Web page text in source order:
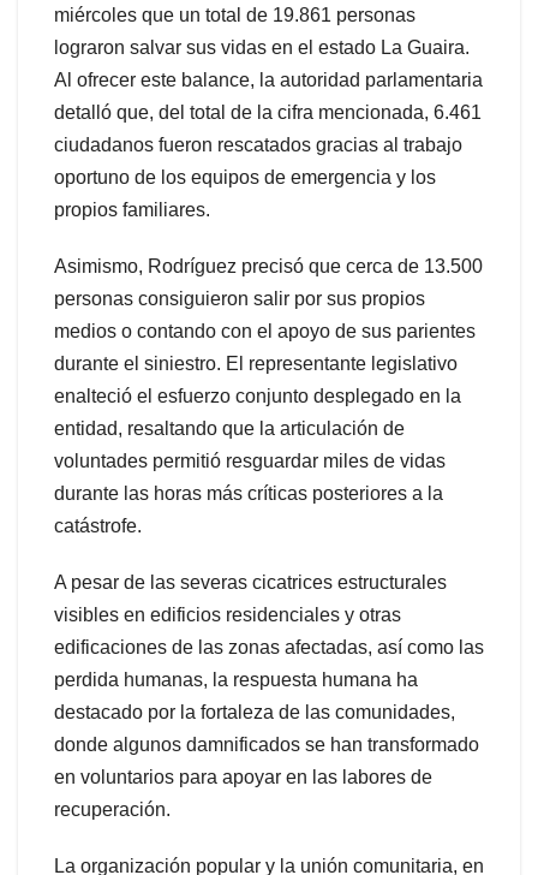
miércoles que un total de 19.861 personas
lograron salvar sus vidas en el estado La Guaira.
Al ofrecer este balance, la autoridad parlamentaria
detalló que, del total de la cifra mencionada, 6.461
ciudadanos fueron rescatados gracias al trabajo
oportuno de los equipos de emergencia y los
propios familiares.
Asimismo, Rodríguez precisó que cerca de 13.500
personas consiguieron salir por sus propios
medios o contando con el apoyo de sus parientes
durante el siniestro. El representante legislativo
enalteció el esfuerzo conjunto desplegado en la
entidad, resaltando que la articulación de
voluntades permitió resguardar miles de vidas
durante las horas más críticas posteriores a la
catástrofe.
A pesar de las severas cicatrices estructurales
visibles en edificios residenciales y otras
edificaciones de las zonas afectadas, así como las
perdida humanas, la respuesta humana ha
destacado por la fortaleza de las comunidades,
donde algunos damnificados se han transformado
en voluntarios para apoyar en las labores de
recuperación.
La organización popular y la unión comunitaria, en